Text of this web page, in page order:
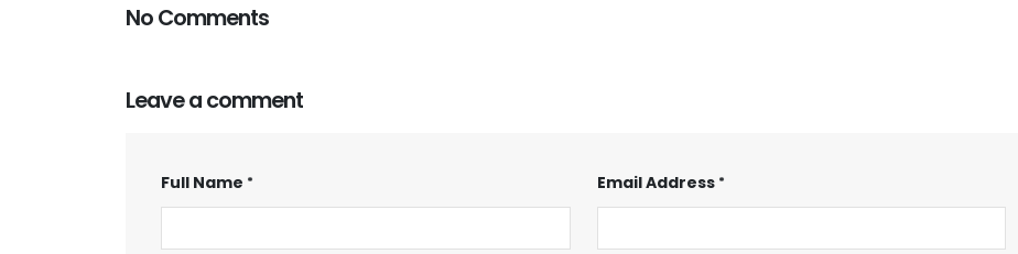
No Comments
Leave a comment
Full Name Email Address